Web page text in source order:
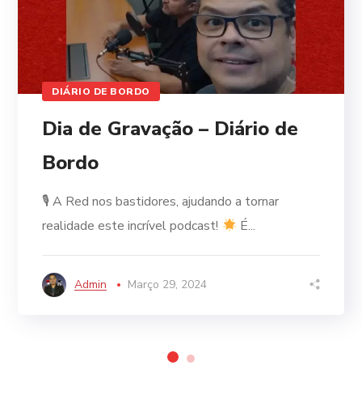
DIÁRIO DE BORDO
Dia de Gravação – Diário de
Bordo
🎙 A Red nos bastidores, ajudando a tornar
realidade este incrível podcast!
É...
Admin Março 29, 2024